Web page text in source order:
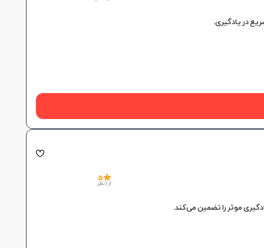
5
از 1 نظر